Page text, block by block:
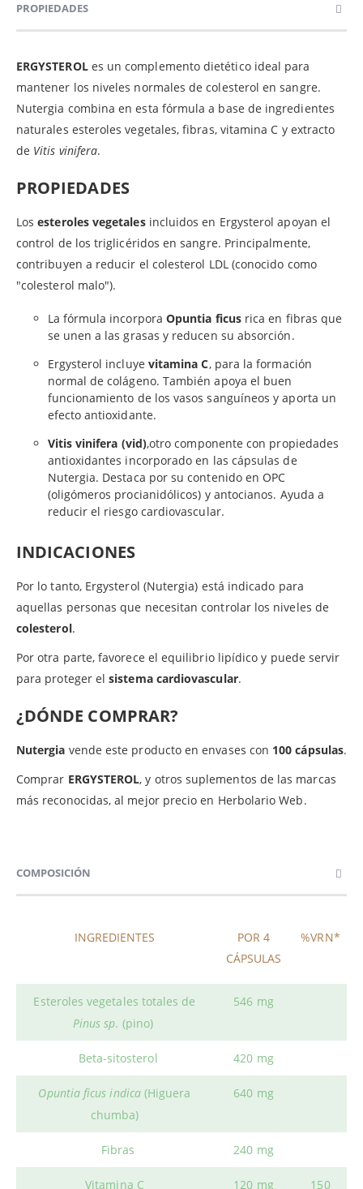
PROPIEDADES
ERGYSTEROL es un complemento dietético ideal para
mantener los niveles normales de colesterol en sangre.
Nutergia combina en esta fórmula a base de ingredientes
naturales esteroles vegetales, fibras, vitamina C y extracto
de Vitis vinifera.
PROPIEDADES
Losesteroles vegetalesincluidos en Ergysterol apoyan el
control de los triglicéridos en sangre. Principalmente,
contribuyen a reducir el colesterol LDL (conocido como
"colesterol malo").
La fórmula incorpora Opuntia ficusrica en fibras que
se unen a las grasas y reducen su absorción.
Ergysterol incluye vitamina C, para la formación
normal de colágeno. También apoya el buen
funcionamiento de los vasos sanguíneos y aporta un
efecto antioxidante.
Vitis vinifera (vid),otro componente con propiedades
antioxidantes incorporado en las cápsulas de
Nutergia. Destaca por su contenido en OPC
(oligómeros procianidólicos) y antocianos. Ayuda a
reducir el riesgo cardiovascular.
INDICACIONES
Por lo tanto, Ergysterol (Nutergia) está indicado para
aquellas personas que necesitan controlar los niveles de
colesterol.
Por otra parte, favorece el equilibrio lipídico y puede servir
para proteger elsistema cardiovascular.
¿DÓNDE COMPRAR?
Nutergia vende este producto en envases con 100 cápsulas.
Comprar ERGYSTEROL, y otros suplementos de las marcas
más reconocidas, al mejor precio en Herbolario Web.
COMPOSICIÓN
INGREDIENTES
POR 4
CÁPSULAS
%VRN*
Esteroles vegetales totales de
Pinus sp. (pino)
546 mg
Beta-sitosterol 420 mg
Opuntia ficus indica(Higuera
chumba)
640 mg
Fibras 240 mg
Vitamina C 120 mg 150